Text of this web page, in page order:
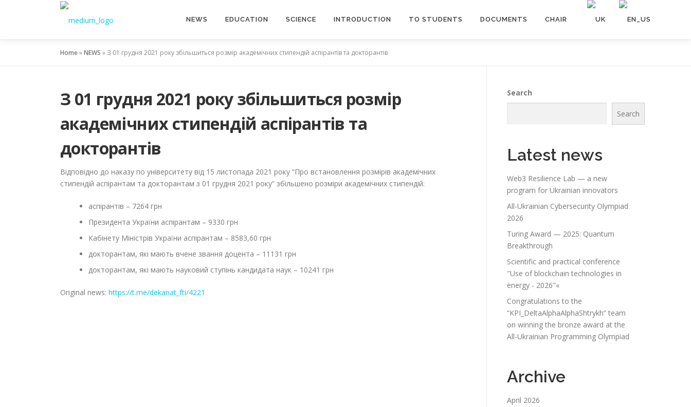
NEWS EDUCATION SCIENCE INTRODUCTION TO STUDENTS DOCUMENTS CHAIR
Home»NEWS » З 01 грудня 2021 року збільшиться розмір академічних стипендій аспірантів та докторантів
З 01 грудня 2021 року збільшиться розмір
академічних стипендій аспірантів та
докторантів
Відповідно до наказу по університету від 15 листопада 2021 року “Про встановлення розмірів академічних
стипендій аспірантам та докторантам з 01 грудня 2021 року” збільшено розміри академічних стипендій:
аспірантів – 7264 грн
Президента України аспірантам – 9330 грн
Кабінету Міністрів України аспірантам – 8583,60 грн
докторантам, які мають вчене звання доцента – 11131 грн
докторантам, які мають науковий ступінь кандидата наук – 10241 грн
Original news: https://t.me/dekanat_fti/4221
Search
Search
Latest news
Web3 Resilience Lab — a new
program for Ukrainian innovators
All-Ukrainian Cybersecurity Olympiad
2026
Turing Award — 2025: Quantum
Breakthrough
Scientific and practical conference
"Use of blockchain technologies in
energy - 2026"«
Congratulations to the
“KPI_DeltaAlphaAlphaShtrykh” team
on winning the bronze award at the
All-Ukrainian Programming Olympiad
Archive
April 2026